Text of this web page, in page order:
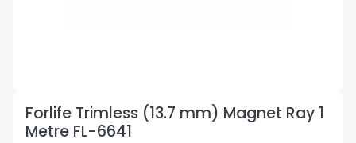
Forlife Trimless (13.7 mm) Magnet Ray 1
Metre FL-6641